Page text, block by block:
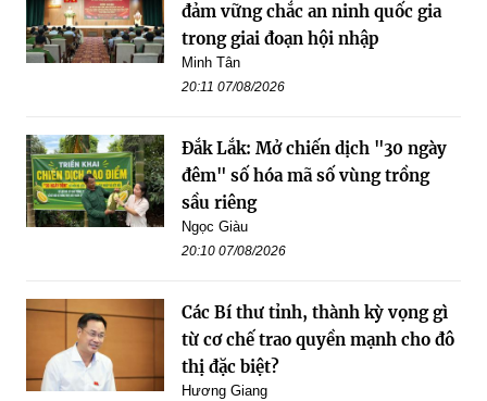
đảm vững chắc an ninh quốc gia
trong giai đoạn hội nhập
Minh Tân
20:11 07/08/2026
Đắk Lắk: Mở chiến dịch "30 ngày
đêm" số hóa mã số vùng trồng
sầu riêng
Ngọc Giàu
20:10 07/08/2026
Các Bí thư tỉnh, thành kỳ vọng gì
từ cơ chế trao quyền mạnh cho đô
thị đặc biệt?
Hương Giang